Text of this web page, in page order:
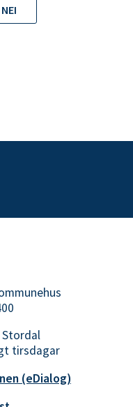
NEI
Stordal
tirsdagar
(eDialog)